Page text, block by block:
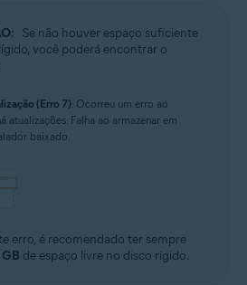
Se não houver espaço suficiente
você poderá encontrar o
(Erro 7): Ocorreu um erro ao
atualizações: Falha ao armazenar em
baixado.
erro, é recomendado ter sempre
de espaço livre no disco rígido.